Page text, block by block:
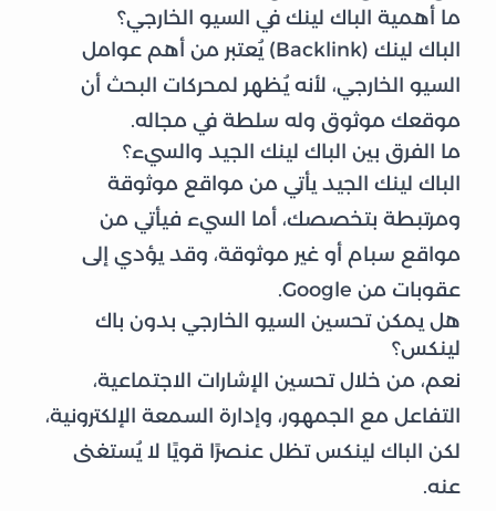
ما أهمية الباك لينك في السيو الخارجي؟
الباك لينك (Backlink) يُعتبر من أهم عوامل
السيو الخارجي، لأنه يُظهر لمحركات البحث أن
موقعك موثوق وله سلطة في مجاله.
ما الفرق بين الباك لينك الجيد والسيء؟
الباك لينك الجيد يأتي من مواقع موثوقة
ومرتبطة بتخصصك، أما السيء فيأتي من
مواقع سبام أو غير موثوقة، وقد يؤدي إلى
عقوبات من Google.
هل يمكن تحسين السيو الخارجي بدون باك
لينكس؟
نعم، من خلال تحسين الإشارات الاجتماعية،
التفاعل مع الجمهور، وإدارة السمعة الإلكترونية،
لكن الباك لينكس تظل عنصرًا قويًا لا يُستغنى
عنه.